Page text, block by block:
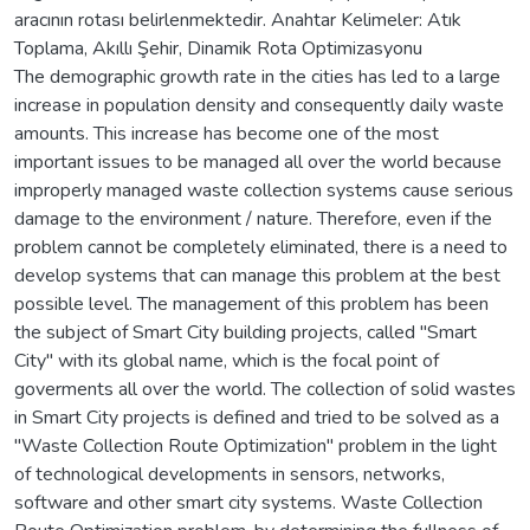
aracının rotası belirlenmektedir. Anahtar Kelimeler: Atık
Toplama, Akıllı Şehir, Dinamik Rota Optimizasyonu
The demographic growth rate in the cities has led to a large
increase in population density and consequently daily waste
amounts. This increase has become one of the most
important issues to be managed all over the world because
improperly managed waste collection systems cause serious
damage to the environment / nature. Therefore, even if the
problem cannot be completely eliminated, there is a need to
develop systems that can manage this problem at the best
possible level. The management of this problem has been
the subject of Smart City building projects, called "Smart
City" with its global name, which is the focal point of
goverments all over the world. The collection of solid wastes
in Smart City projects is defined and tried to be solved as a
"Waste Collection Route Optimization" problem in the light
of technological developments in sensors, networks,
software and other smart city systems. Waste Collection